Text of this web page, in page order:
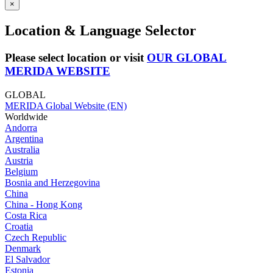
×
Location & Language Selector
Please select location or visit OUR GLOBAL
MERIDA WEBSITE
GLOBAL
MERIDA Global Website (EN)
Worldwide
Andorra
Argentina
Australia
Austria
Belgium
Bosnia and Herzegovina
China
China - Hong Kong
Costa Rica
Croatia
Czech Republic
Denmark
El Salvador
Estonia